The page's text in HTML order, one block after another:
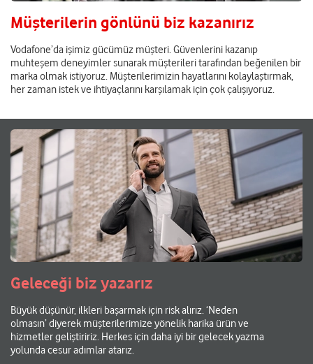
Müşterilerin gönlünü biz kazanırız
Vodafone’da işimiz gücümüz müşteri. Güvenlerini kazanıp
muhteşem deneyimler sunarak müşterileri tarafından beğenilen bir
marka olmak istiyoruz. Müşterilerimizin hayatlarını kolaylaştırmak,
her zaman istek ve ihtiyaçlarını karşılamak için çok çalışıyoruz.
Geleceği biz yazarız
Büyük düşünür, ilkleri başarmak için risk alırız. ‘Neden
olmasın’ diyerek müşterilerimize yönelik harika ürün ve
hizmetler geliştiririz. Herkes için daha iyi bir gelecek yazma
yolunda cesur adımlar atarız.